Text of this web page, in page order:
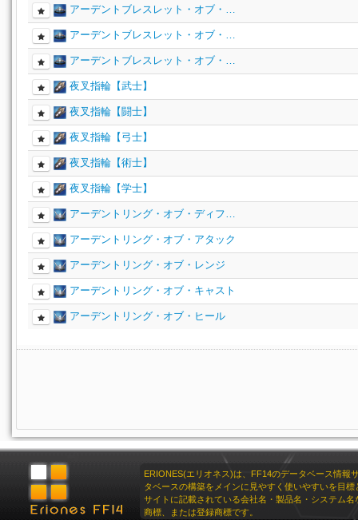
アーデントブレスレット・オブ・…
アーデントブレスレット・オブ・…
アーデントブレスレット・オブ・…
夜叉指輪【武士】
夜叉指輪【闘士】
夜叉指輪【弓士】
夜叉指輪【術士】
夜叉指輪【学士】
アーデントリング・オブ・ディフ…
アーデントリング・オブ・アタック
アーデントリング・オブ・レンジ
アーデントリング・オブ・キャスト
アーデントリング・オブ・ヒール
ERIONES(エリオネス)は、FF14のデータベース情報
タベースの構築をメインに見やすく使いやすいを目標
サイトに記載されている会社名・製品名・システム名
商標、または登録商標です。